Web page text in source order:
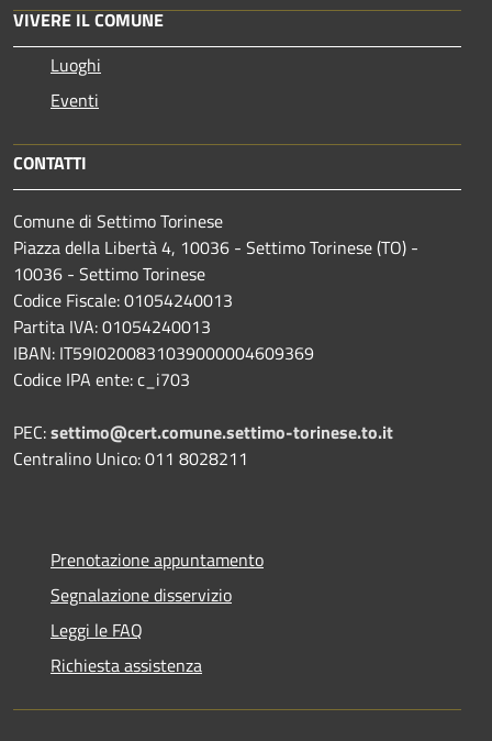
VIVERE IL COMUNE
Luoghi
Eventi
CONTATTI
Comune di Settimo Torinese
Piazza della Libertà 4, 10036 - Settimo Torinese (TO) -
10036 - Settimo Torinese
Codice Fiscale: 01054240013
Partita IVA: 01054240013
IBAN: IT59I0200831039000004609369
Codice IPA ente: c_i703
PEC:settimo@cert.comune.settimo-torinese.to.it
Centralino Unico: 011 8028211
Prenotazione appuntamento
Segnalazione disservizio
Leggi le FAQ
Richiesta assistenza